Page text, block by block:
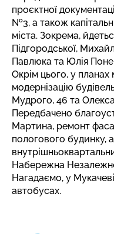
проєктної
№3, а також
міста. Зокрема,
Підгородської,
Павлюка та Юлія
Окрім цього, у планах
модернізацію
Мудрого, 46 та
Передбачено
Мартина, ремонт
пологового будинку,
Набережна
Нагадаємо, у
автобусах.